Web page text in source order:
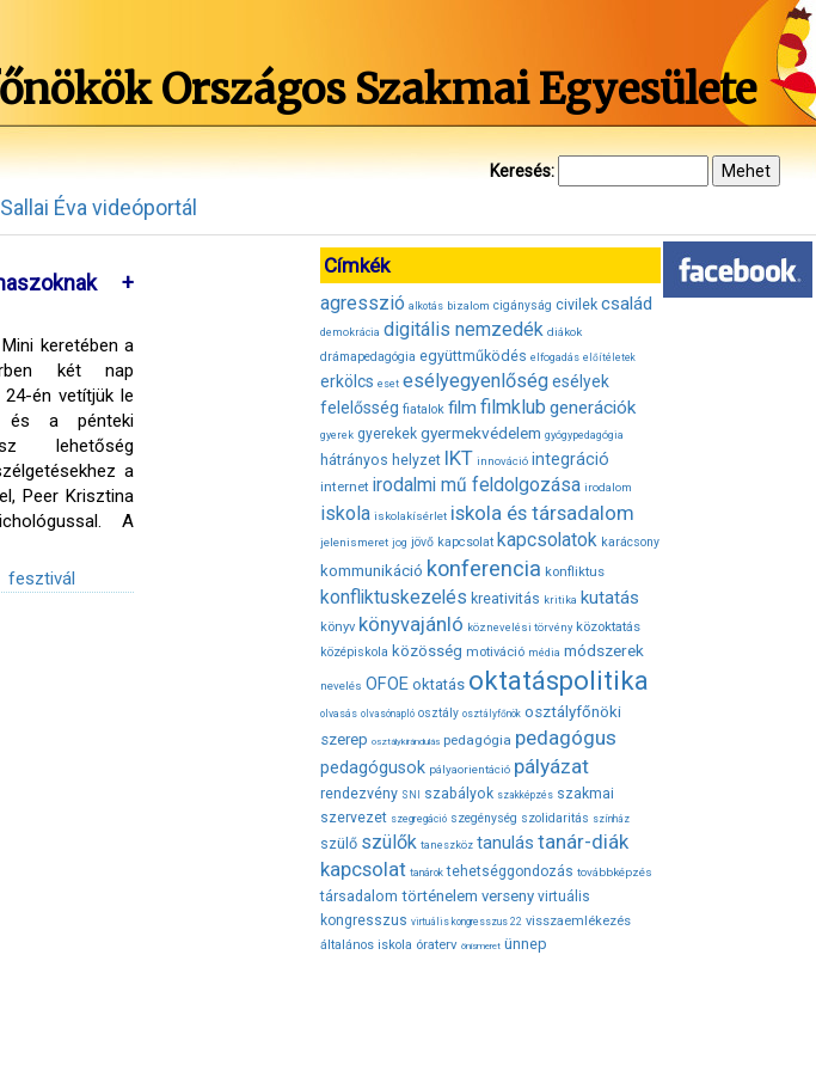
Országos Szakmai Egyesülete
Keresés:
Sallai Éva videóportál
+
keretében a
két nap
én vetítjük le
és a pénteki
lehetőség
a
Peer Krisztina
A
fesztivál
Címkék
agresszió alkotás bizalom cigányság civilek család
demokrácia digitális nemzedék diákok
drámapedagógia együttműködés elfogadás előítéletek
erkölcs eset esélyegyenlőségesélyek
felelősség fiatalok film filmklub generációk
gyerek gyerekek gyermekvédelem gyógypedagógia
hátrányos helyzet IKT innováció integráció
internet irodalmi mű feldolgozása irodalom
iskola iskolakísérlet iskola és társadalom
jelenismeret jog jövő kapcsolat kapcsolatok karácsony
kommunikáció konferencia konfliktus
konfliktuskezelés kreativitás kritika kutatás
könyv könyvajánló köznevelési törvény közoktatás
középiskola közösség motiváció média módszerek
nevelés OFOE oktatás oktatáspolitika
olvasás olvasónapló osztály osztályfőnök osztályfőnöki
szerep osztálykirándulás pedagógia pedagógus
pedagógusok pályaorientáció pályázat
rendezvény SNI szabályok szakképzés szakmai
szervezet szegregáció szegénység szolidaritás színház
szülő szülők taneszköz tanulás tanár-diák
kapcsolat tanárok tehetséggondozás továbbképzés
társadalom történelem verseny virtuális
kongresszus virtuális kongresszus 22 visszaemlékezés
általános iskola óraterv önismeret ünnep